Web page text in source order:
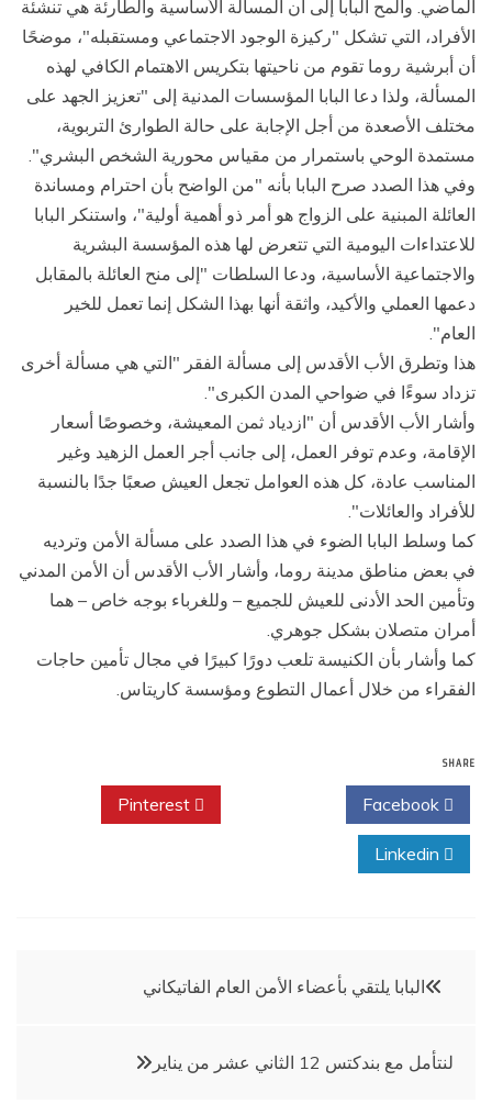
الماضي. وألمح البابا إلى أن المسألة الأساسية والطارئة هي تنشئة
الأفراد، التي تشكل "ركيزة الوجود الاجتماعي ومستقبله"، موضحًا
أن أبرشية روما تقوم من ناحيتها بتكريس الاهتمام الكافي لهذه
المسألة، ولذا دعا البابا المؤسسات المدنية إلى "تعزيز الجهد على
مختلف الأصعدة من أجل الإجابة على حالة الطوارئ التربوية،
مستمدة الوحي باستمرار من مقياس محورية الشخص البشري".
وفي هذا الصدد صرح البابا بأنه "من الواضح بأن احترام ومساندة
العائلة المبنية على الزواج هو أمر ذو أهمية أولية"، واستنكر البابا
للاعتداءات اليومية التي تتعرض لها هذه المؤسسة البشرية
والاجتماعية الأساسية، ودعا السلطات "إلى منح العائلة بالمقابل
دعمها العملي والأكيد، واثقة أنها بهذا الشكل إنما تعمل للخير
العام".
هذا وتطرق الأب الأقدس إلى مسألة الفقر "التي هي مسألة أخرى
تزداد سوءًا في ضواحي المدن الكبرى".
وأشار الأب الأقدس أن "ازدياد ثمن المعيشة، وخصوصًا أسعار
الإقامة، وعدم توفر العمل، إلى جانب أجر العمل الزهيد وغير
المناسب عادة، كل هذه العوامل تجعل العيش صعبًا جدًا بالنسبة
للأفراد والعائلات".
كما وسلط البابا الضوء في هذا الصدد على مسألة الأمن وترديه
في بعض مناطق مدينة روما، وأشار الأب الأقدس أن الأمن المدني
وتأمين الحد الأدنى للعيش للجميع – وللغرباء بوجه خاص – هما
أمران متصلان بشكل جوهري.
كما وأشار بأن الكنيسة تلعب دورًا كبيرًا في مجال تأمين حاجات
الفقراء من خلال أعمال التطوع ومؤسسة كاريتاس.
SHARE
Facebook
Pinterest
Linkedin
تصفّح
المقالات
البابا يلتقي بأعضاء الأمن العام الفاتيكاني
لنتأمل مع بندكتس 12 الثاني عشر من يناير